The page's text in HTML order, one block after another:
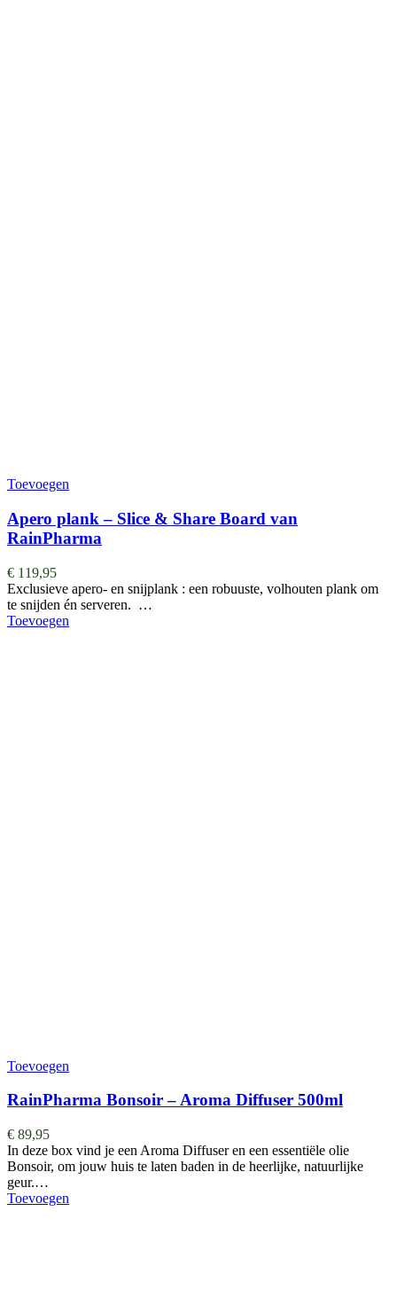
Toevoegen
Apero plank – Slice & Share Board van
RainPharma
€ 119,95
Exclusieve apero- en snijplank : een robuuste, volhouten plank om
te snijden én serveren. …
Toevoegen
Toevoegen
RainPharma Bonsoir – Aroma Diffuser 500ml
€ 89,95
In deze box vind je een Aroma Diffuser en een essentiële olie
Bonsoir, om jouw huis te laten baden in de heerlijke, natuurlijke
geur.…
Toevoegen